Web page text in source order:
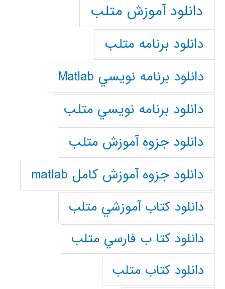
دانلود آموزش متلب
دانلود برنامه متلب
دانلود برنامه نويسي Matlab
دانلود برنامه نويسي متلب
دانلود جزوه آموزش متلب
دانلود جزوه آموزش کامل matlab
دانلود كتاب آموزشي متلب
دانلود كتا ب فارسي متلب
دانلود كتاب متلب